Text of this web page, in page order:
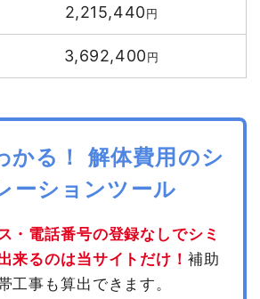
2,215,440円
3,692,400円
かる！ 解体費用のシ
ーションツール
・電話番号の登録なしでシミ
来るのは当サイトだけ！ 補助
工事も算出できます。